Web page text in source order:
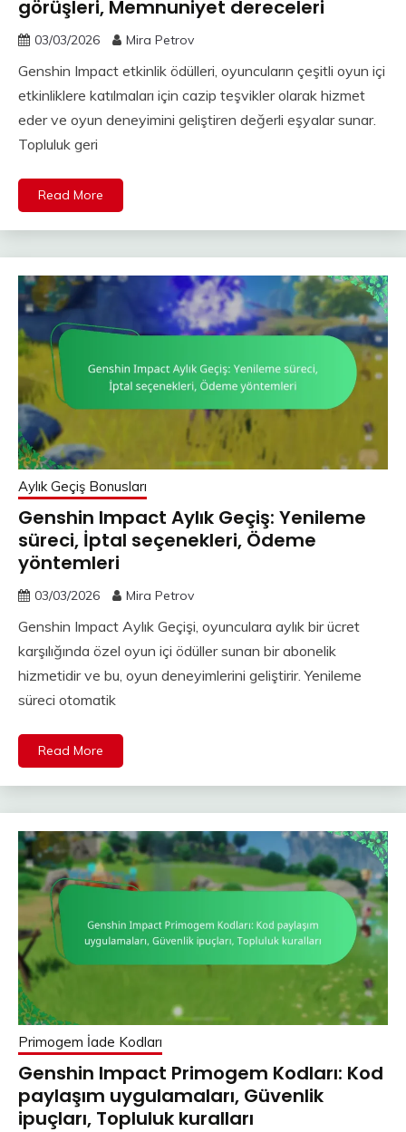
görüşleri, Memnuniyet dereceleri
03/03/2026 Mira Petrov
Genshin Impact etkinlik ödülleri, oyuncuların çeşitli oyun içi
etkinliklere katılmaları için cazip teşvikler olarak hizmet
eder ve oyun deneyimini geliştiren değerli eşyalar sunar.
Topluluk geri
Read More
Aylık Geçiş Bonusları
Genshin Impact Aylık Geçiş: Yenileme
süreci, İptal seçenekleri, Ödeme
yöntemleri
03/03/2026 Mira Petrov
Genshin Impact Aylık Geçişi, oyunculara aylık bir ücret
karşılığında özel oyun içi ödüller sunan bir abonelik
hizmetidir ve bu, oyun deneyimlerini geliştirir. Yenileme
süreci otomatik
Read More
Primogem İade Kodları
Genshin Impact Primogem Kodları: Kod
paylaşım uygulamaları, Güvenlik
ipuçları, Topluluk kuralları